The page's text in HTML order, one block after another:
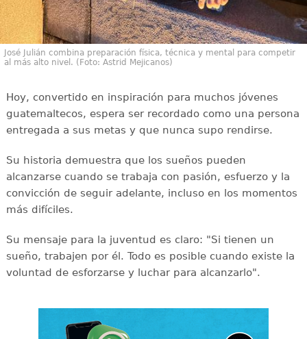
José Julián combina preparación física, técnica y mental para competir
al más alto nivel. (Foto: Astrid Mejicanos)
Hoy, convertido en inspiración para muchos jóvenes
guatemaltecos, espera ser recordado como una persona
entregada a sus metas y que nunca supo rendirse.
Su historia demuestra que los sueños pueden
alcanzarse cuando se trabaja con pasión, esfuerzo y la
convicción de seguir adelante, incluso en los momentos
más difíciles.
Su mensaje para la juventud es claro: "Si tienen un
sueño, trabajen por él. Todo es posible cuando existe la
voluntad de esforzarse y luchar para alcanzarlo".